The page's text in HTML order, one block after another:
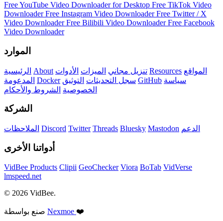
Free YouTube Video Downloader for Desktop Free TikTok Video
DownloaderFree Instagram Video DownloaderFree Twitter / X
Video DownloaderFree Bilibili Video DownloaderFree Facebook
Video Downloader
الموارد
الرئيسية About تنزيل مجاني الميزات الأدوات Resources المواقع
المدعومة Docker سجل التحديثات التوثيق GitHub سياسة
الخصوصية الشروط والأحكام
الشركة
الملاحظات Discord Twitter Threads Bluesky Mastodon الدعم
أدواتنا الأخرى
VidBee Products Clipii GeoChecker Viora BoTab VidVerse
lmspeed.net
© 2026 VidBee.
Nexmoe ❤️